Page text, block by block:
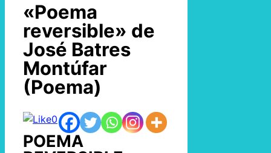
«Poema
reversible» de
José Batres
Montúfar
(Poema)
0
POEMA